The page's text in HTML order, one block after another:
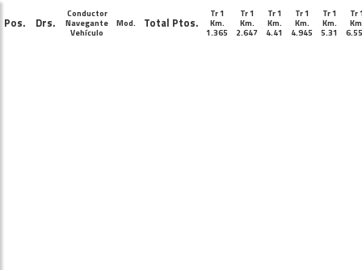
Pos. Drs.
Conductor
Navegante
Vehículo
Mod. Total Ptos.
Tr 1
Km.
1.365
Tr 1
Km.
2.647
Tr 1
Km.
4.41
Tr 1
Km.
4.945
Tr 1
Km.
5.31
Tr